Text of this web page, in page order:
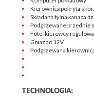
Kierownica pokryta
Składana tylna kanapa
Podgrzewane przednie
Fotel kierowcy
Gniazdo 12V
Podgrzewana
TECHNOLOGIA: